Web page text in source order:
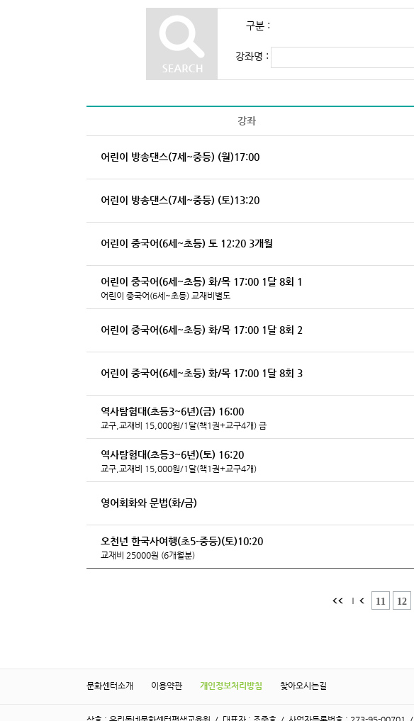
구분 :
강좌명 :
강좌
어린이 방송댄스(7세~중등) (월)17:00
어린이 방송댄스(7세~중등) (토)13:20
어린이 중국어(6세~초등) 토 12:20 3개월
어린이 중국어(6세~초등) 화/목 17:00 1달 8회 1
어린이 중국어(6세~초등) 교재비별도
어린이 중국어(6세~초등) 화/목 17:00 1달 8회 2
어린이 중국어(6세~초등) 화/목 17:00 1달 8회 3
역사탐험대(초등3~6년)(금) 16:00
교구,교재비 15,000원/1달(책1권+교구4개) 금
역사탐험대(초등3~6년)(토) 16:20
교구,교재비 15,000원/1달(책1권+교구4개)
영어회화와 문법(화/금)
오천년 한국사여행(초5-중등)(토)10:20
교재비 25000원 (6개월분)
문화센터소개 이용약관 개인정보처리방침 찾아오시는길